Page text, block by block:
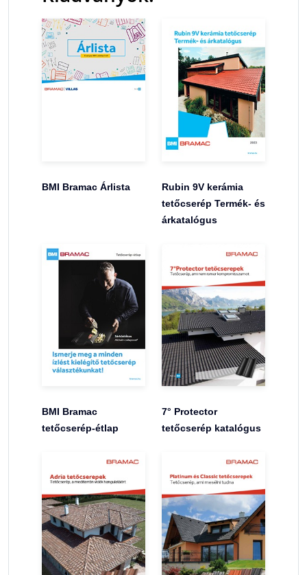
BMI Bramac Árlista
Rubin 9V kerámia
tetőcserép Termék- és
árkatalógus
BMI Bramac
tetőcserép-étlap
7° Protector
tetőcserép katalógus